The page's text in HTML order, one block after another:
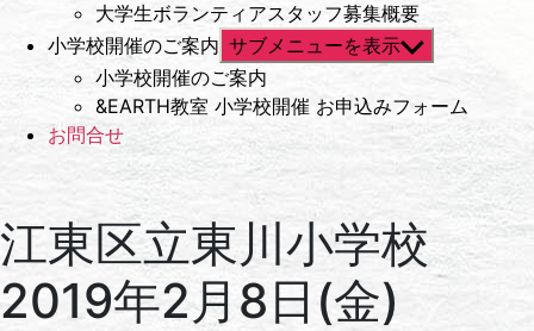
大学生ボランティアスタッフ募集概要
小学校開催のご案内 サブメニューを表示
小学校開催のご案内
&EARTH教室 小学校開催 お申込みフォーム
お問合せ
江東区立東川小学校
2019年2月8日(金)